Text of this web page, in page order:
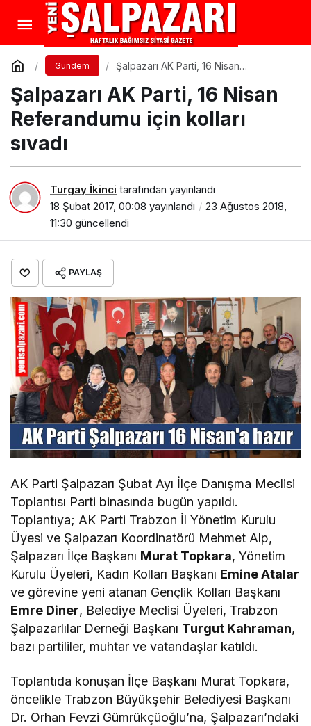
Gündem
Şalpazarı AK Parti, 16 Nisan
Şalpazarı AK Parti, 16 Nisan
Referandumu için kolları
sıvadı
Turgay İkinci tarafından yayınlandı
18 Şubat 2017, 00:08 yayınlandı
23 Ağustos 2018,
11:30 güncellendi
PAYLAŞ
AK Parti Şalpazarı Şubat Ayı İlçe Danışma Meclisi
Toplantısı Parti binasında bugün yapıldı.
Toplantıya; AK Parti Trabzon İl Yönetim Kurulu
Üyesi ve Şalpazarı Koordinatörü Mehmet Alp,
Şalpazarı İlçe Başkanı Murat Topkara, Yönetim
Kurulu Üyeleri, Kadın Kolları Başkanı Emine Atalar
ve görevine yeni atanan Gençlik Kolları Başkanı
Emre Diner, Belediye Meclisi Üyeleri, Trabzon
Şalpazarlılar Derneği Başkanı Turgut Kahraman,
bazı partililer, muhtar ve vatandaşlar katıldı.
Toplantıda konuşan İlçe Başkanı Murat Topkara,
öncelikle Trabzon Büyükşehir Belediyesi Başkanı
Dr. Orhan Fevzi Gümrükçüoğlu’na, Şalpazarı’ndaki